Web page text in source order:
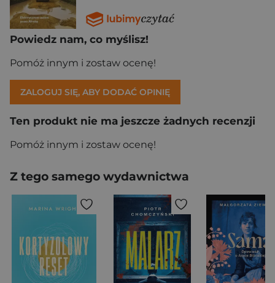
Powiedz nam, co myślisz!
Pomóż innym i zostaw ocenę!
ZALOGUJ SIĘ, ABY DODAĆ OPINIĘ
Ten produkt nie ma jeszcze żadnych recenzji
Pomóż innym i zostaw ocenę!
Z tego samego wydawnictwa